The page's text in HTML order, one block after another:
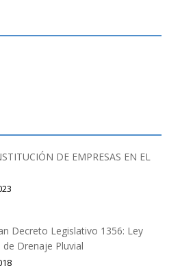
DE EMPRESAS EN EL
Decreto Legislativo 1356: Ley
de Drenaje Pluvial